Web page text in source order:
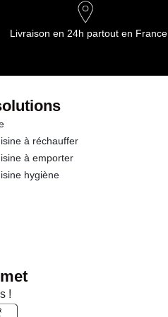
Livraison en 24h partout en France
à réchauffer
à emporter
hygiène
!